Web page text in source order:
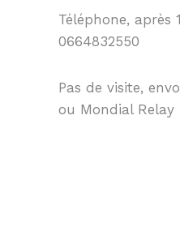
Téléphone, après
0664832550
Pas de visite,
ou Mondial